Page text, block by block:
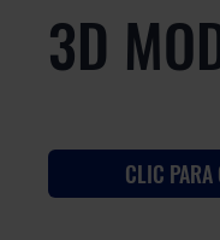
3D
CLIC PARA